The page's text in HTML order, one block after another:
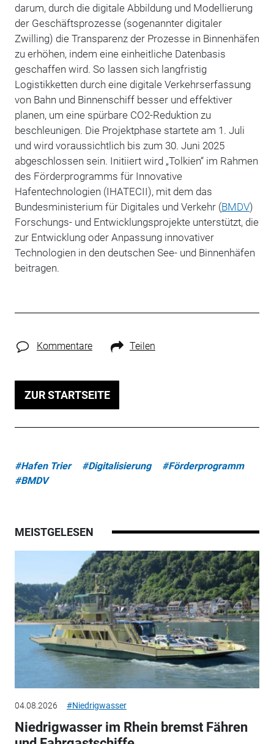
darum, durch die digitale Abbildung und Modellierung
der Geschäftsprozesse (sogenannter digitaler
Zwilling) die Transparenz der Prozesse in Binnenhäfen
zu erhöhen, indem eine einheitliche Datenbasis
geschaffen wird. So lassen sich langfristig
Logistikketten durch eine digitale Verkehrserfassung
von Bahn und Binnenschiff besser und effektiver
planen, um eine spürbare CO2-Reduktion zu
beschleunigen. Die Projektphase startete am 1. Juli
und wird voraussichtlich bis zum 30. Juni 2025
abgeschlossen sein. Initiiert wird „Tolkien“ im Rahmen
des Förderprogramms für Innovative
Hafentechnologien (IHATECII), mit dem das
Bundesministerium für Digitales und Verkehr (BMDV)
Forschungs- und Entwicklungsprojekte unterstützt, die
zur Entwicklung oder Anpassung innovativer
Technologien in den deutschen See- und Binnenhäfen
beitragen.
Kommentare Teilen
ZUR STARTSEITE
#Hafen Trier #Digitalisierung
#Förderprogramm
#BMDV
MEISTGELESEN
04.08.2026 #Niedrigwasser
Niedrigwasser im Rhein bremst Fähren